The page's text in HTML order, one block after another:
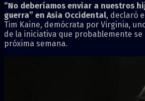
“No deberíamos enviar a nuestros
guerra” en Asia Occidental, declaró
Tim Kaine, demócrata por Virginia,
de la iniciativa que probablemente
próxima semana.